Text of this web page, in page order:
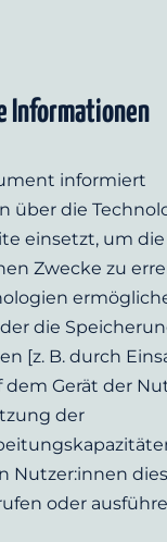
Informationen
informiert
über die
einsetzt, um
Zwecke zu
die
[z. B. durch
dem Gerät der
der
Nutzer:innen
oder